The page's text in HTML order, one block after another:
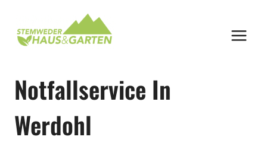
springen
Notfallservice In
Werdohl